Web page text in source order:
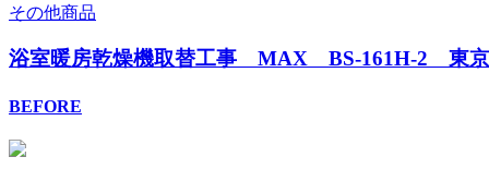
その他商品
浴室暖房乾燥機取替工事 MAX BS-161H-2 東京
BEFORE